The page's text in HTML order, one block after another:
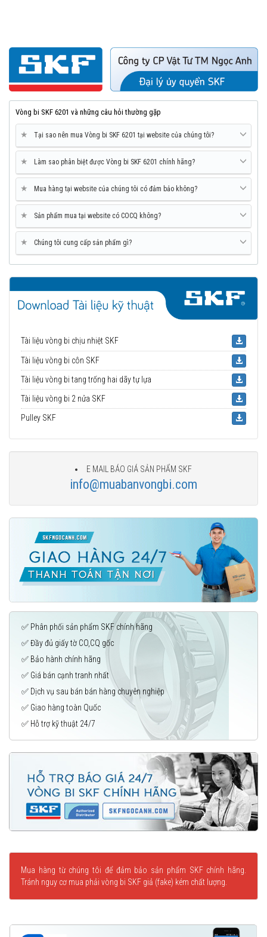
Vòng bi SKF 6201 và những câu hỏi thường gặp
★ Tại sao nên mua Vòng bi SKF 6201 tại website của chúng tôi?
★ Làm sao phân biệt được Vòng bi SKF 6201 chính hãng?
★ Mua hàng tại website của chúng tôi có đảm bảo không?
★ Sản phẩm mua tại website có COCQ không?
★ Chúng tôi cung cấp sản phẩm gì?
Tài liệu vòng bi chịu nhiệt SKF
Tài liệu vòng bi côn SKF
Tài liệu vòng bi tang trống hai dãy tự lựa
Tài liệu vòng bi 2 nửa SKF
Pulley SKF
E MAIL BÁO GIÁ SẢN PHẨM SKF
info@muabanvongbi.com
✅ Phân phối sản phẩm SKF chính hãng
✅ Đầy đủ giấy tờ CO,CQ gốc
✅ Bảo hành chính hãng
✅ Giá bán cạnh tranh nhất
✅ Dịch vụ sau bán bán hàng chuyên nghiệp
✅ Giao hàng toàn Quốc
✅ Hỗ trợ kỹ thuật 24/7
Mua hàng từ chúng tôi để đảm bảo sản phẩm SKF chính hãng.
Tránh nguy cơ mua phải vòng bi SKF giả (fake) kém chất lượng.